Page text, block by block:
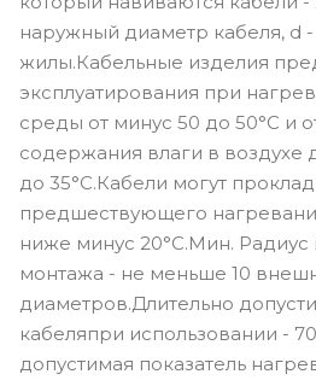
наружный диаметр кабеля, d
жилы.Кабельные изделия
эксплуатирования при
среды от минус 50 до 50°С и
содержания влаги в воздухе
до 35°С.Кабели могут
предшествующего
ниже минус 20°С.Мин. Радиус
монтажа - не меньше 10
диаметров.Длительно
кабеляпри использовании -
допустимая показатель